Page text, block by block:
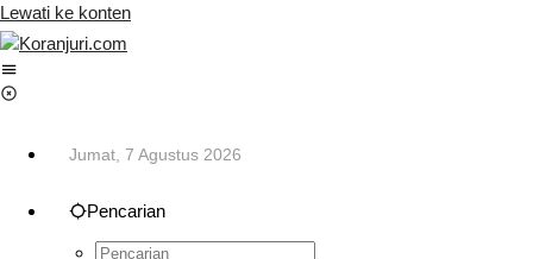
Lewati ke konten
Jumat, 7 Agustus 2026
Pencarian